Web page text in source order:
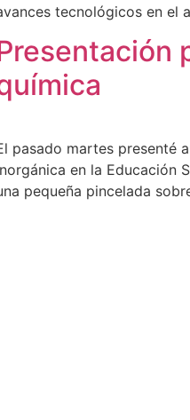
tecnológicos en el
pasado martes presenté
en la Educación
pequeña pincelada